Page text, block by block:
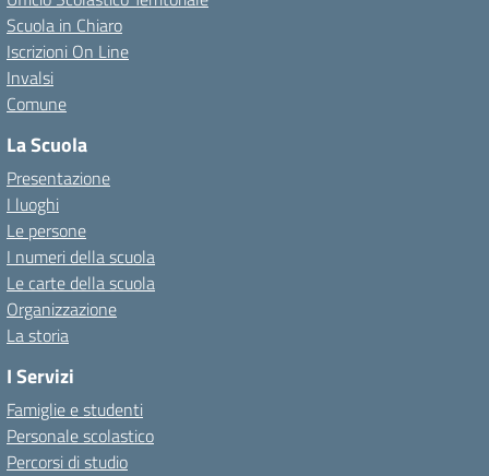
Scuola in Chiaro
Iscrizioni On Line
Invalsi
Comune
La Scuola
Presentazione
I luoghi
Le persone
I numeri della scuola
Le carte della scuola
Organizzazione
La storia
I Servizi
Famiglie e studenti
Personale scolastico
Percorsi di studio